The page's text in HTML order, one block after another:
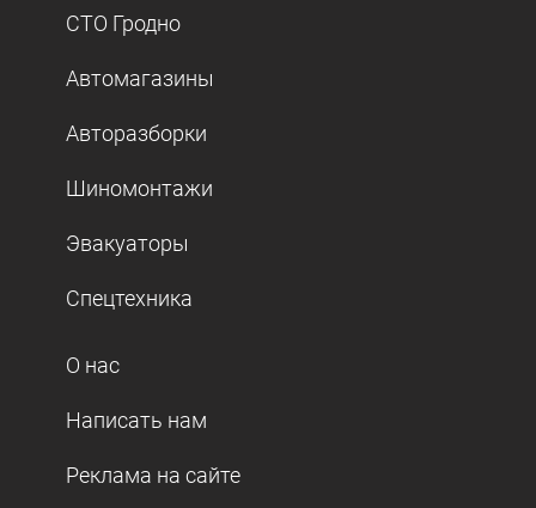
СТО Гродно
Автомагазины
Авторазборки
Шиномонтажи
Эвакуаторы
Спецтехника
О нас
Написать нам
Реклама на сайте